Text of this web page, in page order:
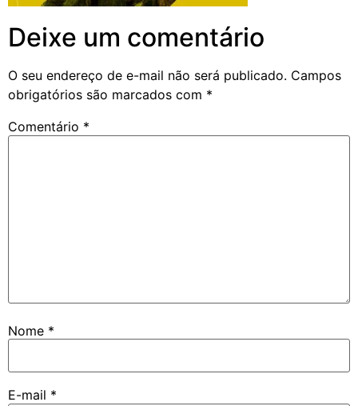
Deixe um comentário
O seu endereço de e-mail não será publicado. Campos
obrigatórios são marcados com *
Comentário *
Nome *
E-mail *